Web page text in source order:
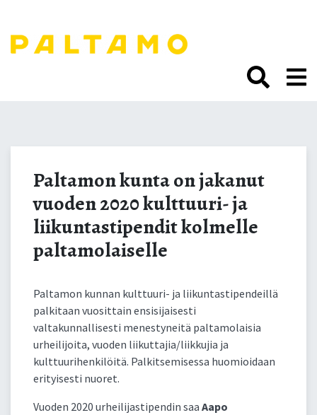
Paltamon kunta on
jakanut vuoden 2020
kulttuuri- ja
liikuntastipendit
kolmelle paltamolaiselle
Paltamon kunta on jakanut
vuoden 2020 kulttuuri- ja
liikuntastipendit kolmelle
paltamolaiselle
Paltamon kunnan kulttuuri- ja liikuntastipendeillä
palkitaan vuosittain ensisijaisesti
valtakunnallisesti menestyneitä paltamolaisia
urheilijoita, vuoden liikuttajia/liikkujia ja
kulttuurihenkilöitä. Palkitsemisessa huomioidaan
erityisesti nuoret.
Vuoden 2020 urheilijastipendin saa Aapo